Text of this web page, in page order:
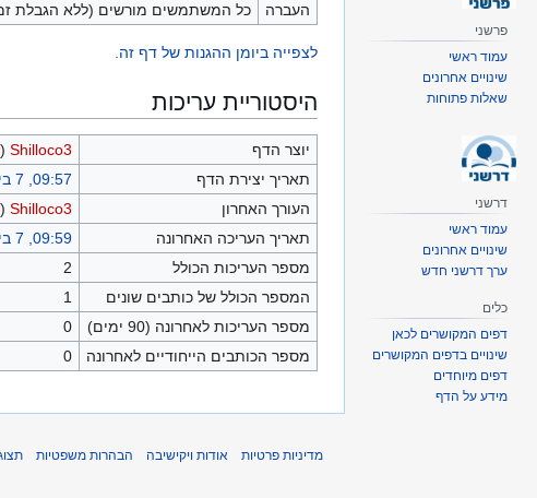
העברה
כל המשתמשים מורשים (ללא הגבלת
לצפייה ביומן ההגנות של דף זה.
היסטוריית עריכות
יוצר הדף Shilloco3
(
תאריך יצירת הדף
09:57, 7 ביולי 2021
העורך האחרון
Shilloco3
(
תאריך העריכה האחרונה
09:59, 7 ביולי 2021
מספר העריכות הכולל
2
המספר הכולל של כותבים שונים
1
מספר העריכות לאחרונה (90 ימים)
0
מספר הכותבים הייחודיים לאחרונה
0
פרשני
עמוד ראשי
שינויים אחרונים
שאלות פתוחות
דרשני
עמוד ראשי
שינויים אחרונים
ערך דרשני חדש
כלים
דפים המקושרים לכאן
שינויים בדפים המקושרים
דפים מיוחדים
מידע על הדף
מדיניות פרטיות אודות ויקישיבה הבהרות משפטיות